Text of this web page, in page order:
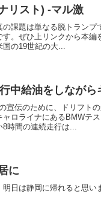
リスト) -マル激
課題は単なる脱トラン
す。ぜひ上リンクから本
国の19世紀の大...
中給油をしなが
宣伝のために、ドリフト
ャロライナにあるBMWテ
時間の連続走行は...
に
日は静岡に帰れると思い